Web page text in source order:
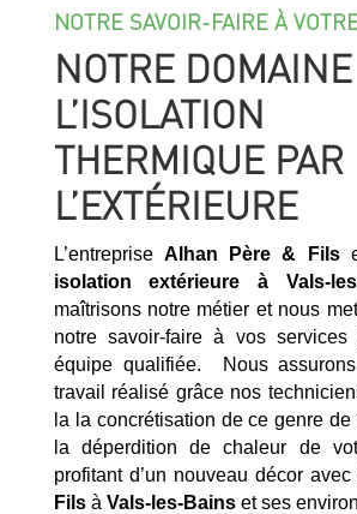
NOTRE SAVOIR-FAIRE À
NOTRE
L’ISOLATION
THERMIQUE PAR
L’EXTÉRIEURE
L’entreprise Alhan Père & Fils
isolation extérieure à
Vals-
maîtrisons notre métier et nous
notre savoir-faire à vos
équipe qualifiée. Nous
travail réalisé grâce nos
la la concrétisation de ce genre de
la déperdition de chaleur de
profitant d’un nouveau décor
Filsà Vals-les-Bains et ses